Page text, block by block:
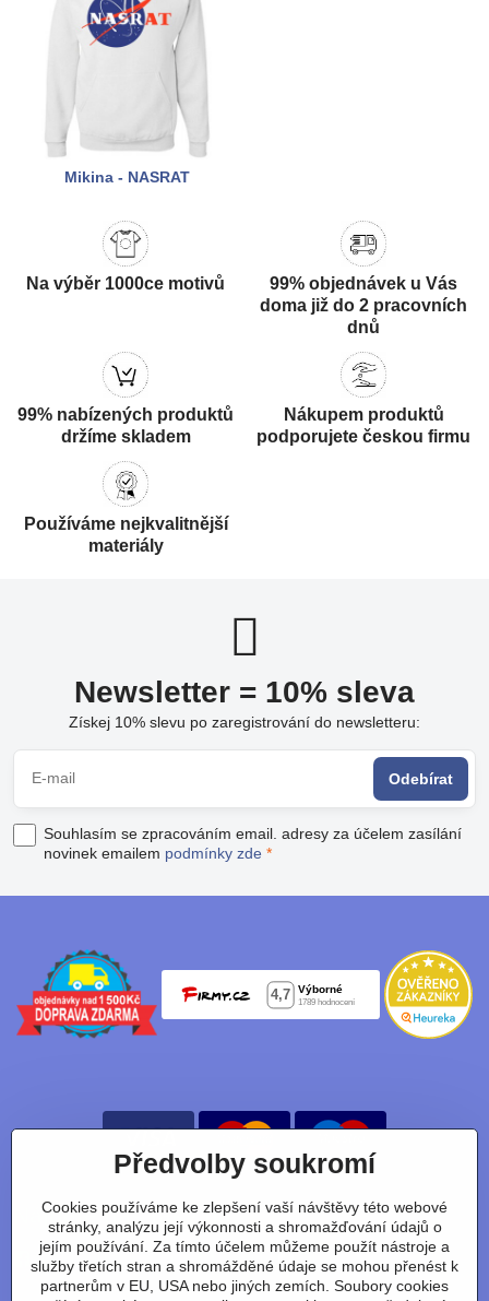
Mikina - NASRAT
Na výběr 1000ce motivů
99% objednávek u Vás
doma již do 2 pracovních
dnů
99% nabízených produktů
držíme skladem
Nákupem produktů
podporujete českou firmu
Používáme nejkvalitnější
materiály
Newsletter = 10% sleva
Získej 10% slevu po zaregistrování do newsletteru:
Odebírat
Souhlasím se zpracováním email. adresy za účelem zasílání
novinek emailem podmínky zde *
Nájdete nás taky na:
Facebook Instagram Youtube Tiktok
Předvolby soukromí
Cookies používáme ke zlepšení vaší návštěvy této webové
stránky, analýzu její výkonnosti a shromažďování údajů o
jejím používání. Za tímto účelem můžeme použít nástroje a
služby třetích stran a shromážděné údaje se mohou přenést k
partnerům v EU, USA nebo jiných zemích. Soubory cookies